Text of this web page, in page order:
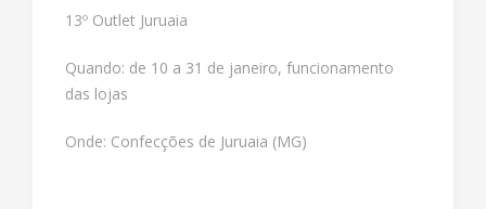
13º Outlet Juruaia
Quando: de 10 a 31 de janeiro, funcionamento
das lojas
Onde: Confecções de Juruaia (MG)